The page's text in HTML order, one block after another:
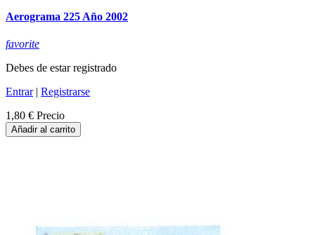
Aerograma 225 Año 2002
favorite
Debes de estar registrado
Entrar| Registrarse
1,80 € Precio
Añadir al carrito